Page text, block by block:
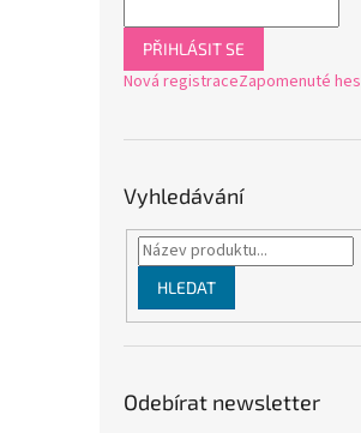
PŘIHLÁSIT SE
Nová registraceZapomenuté
Vyhledávání
HLEDAT
Odebírat newsletter